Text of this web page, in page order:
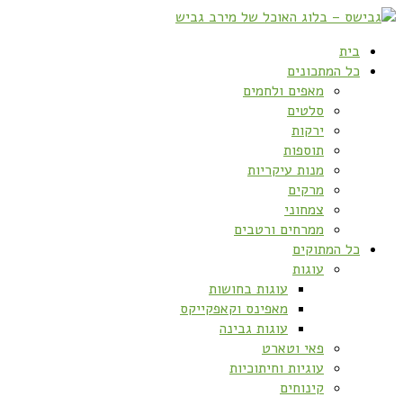
בית
כל המתכונים
מאפים ולחמים
סלטים
ירקות
תוספות
מנות עיקריות
מרקים
צמחוני
ממרחים ורטבים
כל המתוקים
עוגות
עוגות בחושות
מאפינס וקאפקייקס
עוגות גבינה
פאי וטארט
עוגיות וחיתוכיות
קינוחים